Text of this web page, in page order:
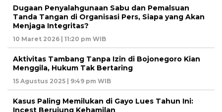
Dugaan Penyalahgunaan Sabu dan Pemalsuan
Tanda Tangan di Organisasi Pers, Siapa yang Akan
Menjaga Integritas?
10 Maret 2026 | 11:20 pm WIB
Aktivitas Tambang Tanpa Izin di Bojonegoro Kian
Menggila, Hukum Tak Bertaring
15 Agustus 2025 | 9:49 pm WIB
Kasus Paling Memilukan di Gayo Lues Tahun Ini:
Incest Berujung Kehamilan